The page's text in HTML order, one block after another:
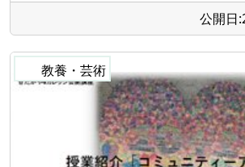
公開日